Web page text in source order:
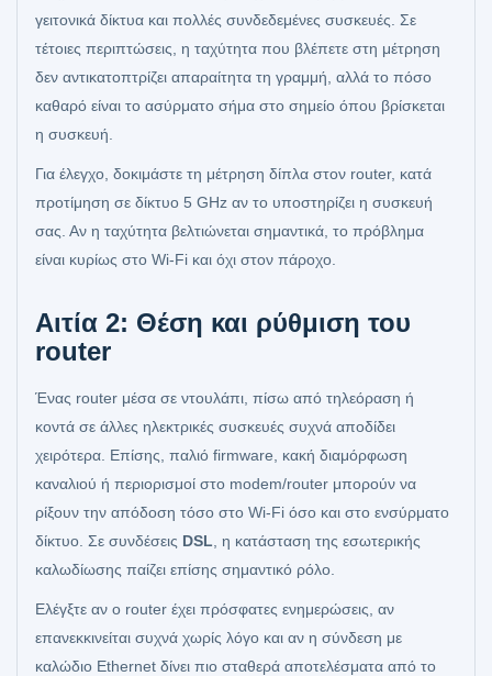
γειτονικά δίκτυα και πολλές συνδεδεμένες συσκευές. Σε
τέτοιες περιπτώσεις, η ταχύτητα που βλέπετε στη μέτρηση
δεν αντικατοπτρίζει απαραίτητα τη γραμμή, αλλά το πόσο
καθαρό είναι το ασύρματο σήμα στο σημείο όπου βρίσκεται
η συσκευή.
Για έλεγχο, δοκιμάστε τη μέτρηση δίπλα στον router, κατά
προτίμηση σε δίκτυο 5 GHz αν το υποστηρίζει η συσκευή
σας. Αν η ταχύτητα βελτιώνεται σημαντικά, το πρόβλημα
είναι κυρίως στο Wi-Fi και όχι στον πάροχο.
Αιτία 2: Θέση και ρύθμιση του
router
Ένας router μέσα σε ντουλάπι, πίσω από τηλεόραση ή
κοντά σε άλλες ηλεκτρικές συσκευές συχνά αποδίδει
χειρότερα. Επίσης, παλιό firmware, κακή διαμόρφωση
καναλιού ή περιορισμοί στο modem/router μπορούν να
ρίξουν την απόδοση τόσο στο Wi-Fi όσο και στο ενσύρματο
δίκτυο. Σε συνδέσεις DSL , η κατάσταση της εσωτερικής
καλωδίωσης παίζει επίσης σημαντικό ρόλο.
Ελέγξτε αν ο router έχει πρόσφατες ενημερώσεις, αν
επανεκκινείται συχνά χωρίς λόγο και αν η σύνδεση με
καλώδιο Ethernet δίνει πιο σταθερά αποτελέσματα από το